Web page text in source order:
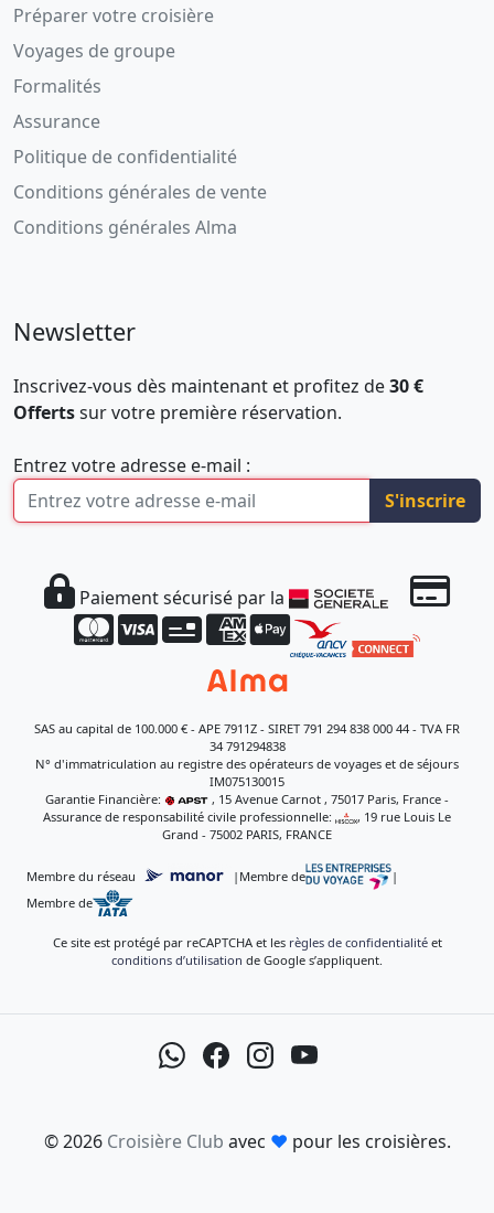
Préparer votre croisière
Voyages de groupe
Formalités
Assurance
Politique de confidentialité
Conditions générales de vente
Conditions générales Alma
Newsletter
Inscrivez-vous dès maintenant et profitez de30 €
Offertssur votre première réservation.
Entrez votre adresse e-mail :
S'inscrire
Paiement sécurisé par la
SAS au capital de 100.000 € - APE 7911Z - SIRET 791 294 838 000 44 - TVA FR
34 791294838
N° d'immatriculation au registre des opérateurs de voyages et de séjours
IM075130015
Garantie Financière:
, 15 Avenue Carnot , 75017 Paris, France -
Assurance de responsabilité civile professionnelle:
, 19 rue Louis Le
Grand - 75002 PARIS, FRANCE
Membre du réseau | Membre de
|
Membre de
Ce site est protégé par reCAPTCHA et les règles de confidentialitéet
conditions d’utilisation de Google s’appliquent.
© 2026 Croisière Club avec ♥ pour les croisières.